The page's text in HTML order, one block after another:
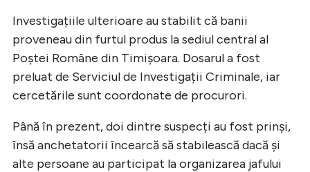
Investigațiile ulterioare au stabilit că banii
proveneau din furtul produs la sediul central al
Poștei Române din Timișoara. Dosarul a fost
preluat de Serviciul de Investigații Criminale, iar
cercetările sunt coordonate de procurori.
Până în prezent, doi dintre suspecți au fost prinși,
însă anchetatorii încearcă să stabilească dacă și
alte persoane au participat la organizarea jafului